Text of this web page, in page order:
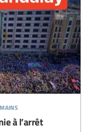
à l’arrêt